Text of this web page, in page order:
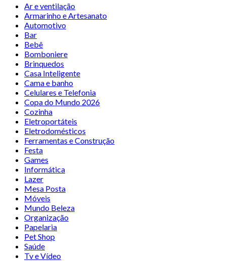
Ar e ventilação
Armarinho e Artesanato
Automotivo
Bar
Bebê
Bomboniere
Brinquedos
Casa Inteligente
Cama e banho
Celulares e Telefonia
Copa do Mundo 2026
Cozinha
Eletroportáteis
Eletrodomésticos
Ferramentas e Construção
Festa
Games
Informática
Lazer
Mesa Posta
Móveis
Mundo Beleza
Organização
Papelaria
Pet Shop
Saúde
Tv e Vídeo